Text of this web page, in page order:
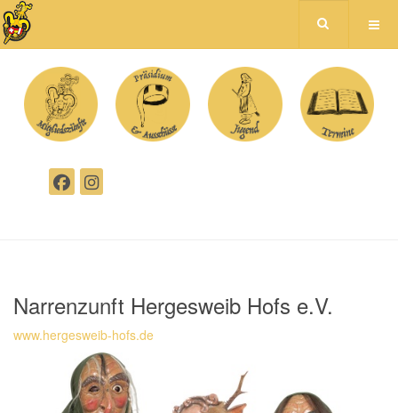
Narrenzunft Hergesweib Hofs e.V.
www.hergesweib-hofs.de